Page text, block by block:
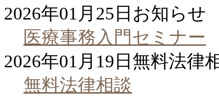
2026年01月25日 お知らせ
医療事務入門セミナー
2026年01月19日 無料法律
無料法律相談